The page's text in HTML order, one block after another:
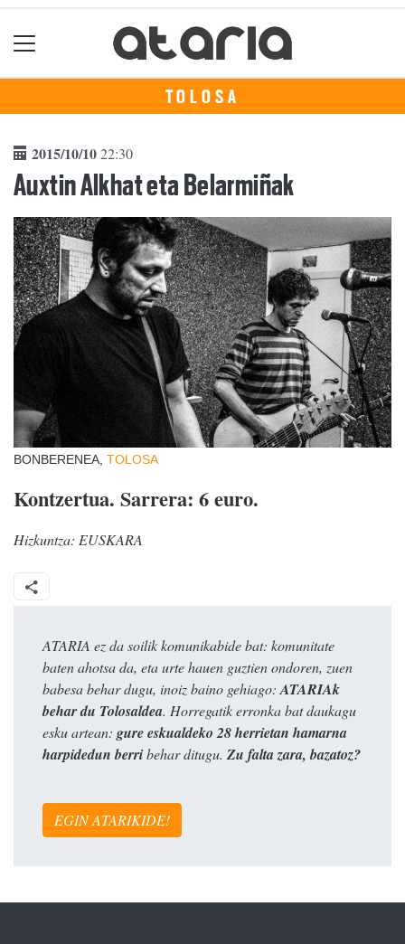
TOLOSA
2015/10/1022:30
Auxtin Alkhat eta Belarmiñak
BONBERENEA, TOLOSA
Kontzertua. Sarrera: 6 euro.
Hizkuntza: EUSKARA
ATARIA ez da soilik komunikabide bat: komunitate
baten ahotsa da, eta urte hauen guztien ondoren, zuen
babesa behar dugu, inoiz baino gehiago:ATARIAk
behar du Tolosaldea. Horregatik erronka bat daukagu
esku artean: gure eskualdeko 28 herrietan hamarna
harpidedun berribehar ditugu. Zu falta zara, bazatoz?
EGIN ATARIKIDE!